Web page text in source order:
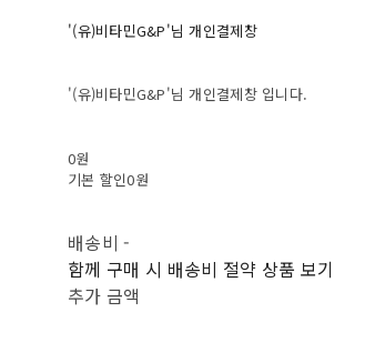
'(유)비타민G&P'님 개인결제창
'(유)비타민G&P'님 개인결제창 입니다.
0원
기본 할인0원
배송비-
함께 구매 시 배송비 절약 상품 보기
추가 금액